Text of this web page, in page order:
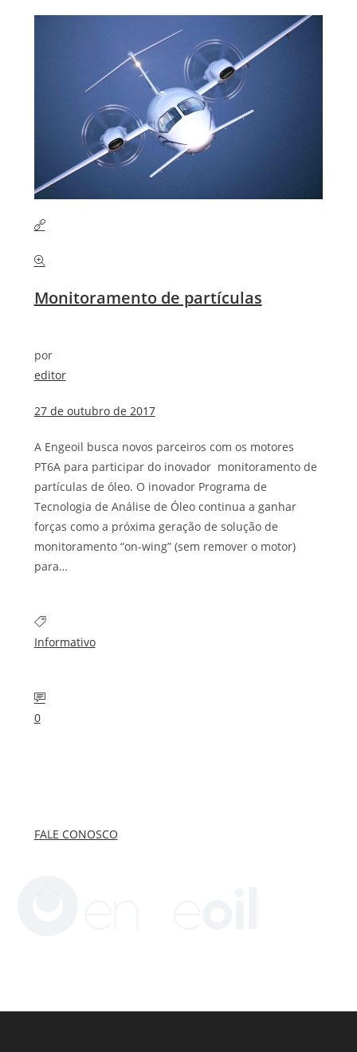
Monitoramento de partículas
por
editor
27 de outubro de 2017
A Engeoil busca novos parceiros com os motores
PT6A para participar do inovador monitoramento de
partículas de óleo. O inovador Programa de
Tecnologia de Análise de Óleo continua a ganhar
forças como a próxima geração de solução de
monitoramento “on-wing” (sem remover o motor)
para…
Informativo
0
FALE CONOSCO